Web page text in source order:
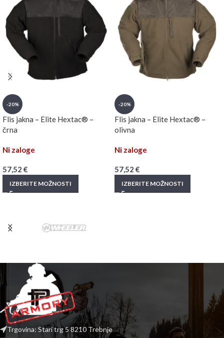
-20%
Flis jakna – Elite Hextac® –
črna
Ni zaloge
57,52 €
IZBERITE MOŽNOSTI
-20%
Flis jakna – Elite Hextac® –
olivna
Ni zaloge
57,52 €
IZBERITE MOŽNOSTI
Trgovina: Stari trg 5 8210 Trebnje